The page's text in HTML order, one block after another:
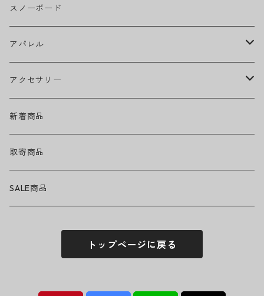
CAMILA CABELLO
Ed Sheeran
EMINEM
GREEN DAY
GUNS N' ROSES
LADY GAGA
MICHAEL JACKSON
グリップテープ
ウィール
ベアリング
トラック
ヘルメット・プロテクター
アクセサリー・小物
スノーボード
アパレル
ヘッドウェア
キャップ
ハット
ネックウェア
トップス
Tシャツ・ロングTシャツ
ボトムス
パンツ・ズボン
アクセサリー
ハードグッズ
バッグ・ポーチ
サングラス
新着商品
取寄商品
SALE商品
トップページに戻る